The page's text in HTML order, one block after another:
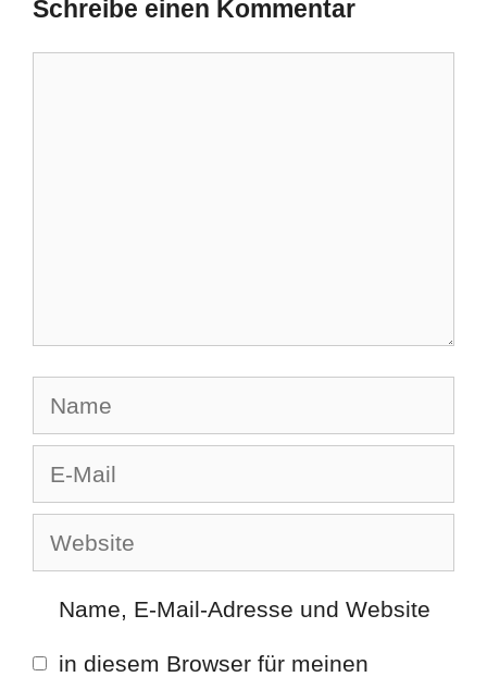
Schreibe einen Kommentar
Name
E-
Website
Name, E-Mail-Adresse und Website
in diesem Browser für meinen